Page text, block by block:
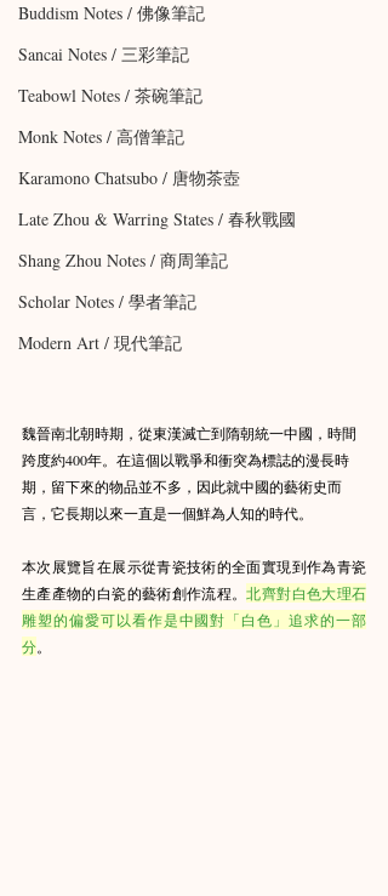
Buddism Notes / 佛像筆記
Sancai Notes / 三彩筆記
Teabowl Notes / 茶碗筆記
Monk Notes / 高僧筆記
Karamono Chatsubo / 唐物茶壺
Late Zhou & Warring States / 春秋戰國
Shang Zhou Notes / 商周筆記
Scholar Notes / 學者筆記
Modern Art / 現代筆記
魏晉南北朝時期，從東漢滅亡到隋朝統一中國，時間
跨度約400年。在這個以戰爭和衝突為標誌的漫長時
期，留下來的物品並不多，因此就中國的藝術史而
言，它長期以來一直是一個鮮為人知的時代。
本次展覽旨在展示從青瓷技術的全面實現到作為青瓷
生產產物的白瓷的藝術創作流程。北齊對白色大理石
雕塑的偏愛可以看作是中國對「白色」追求的一部
分。